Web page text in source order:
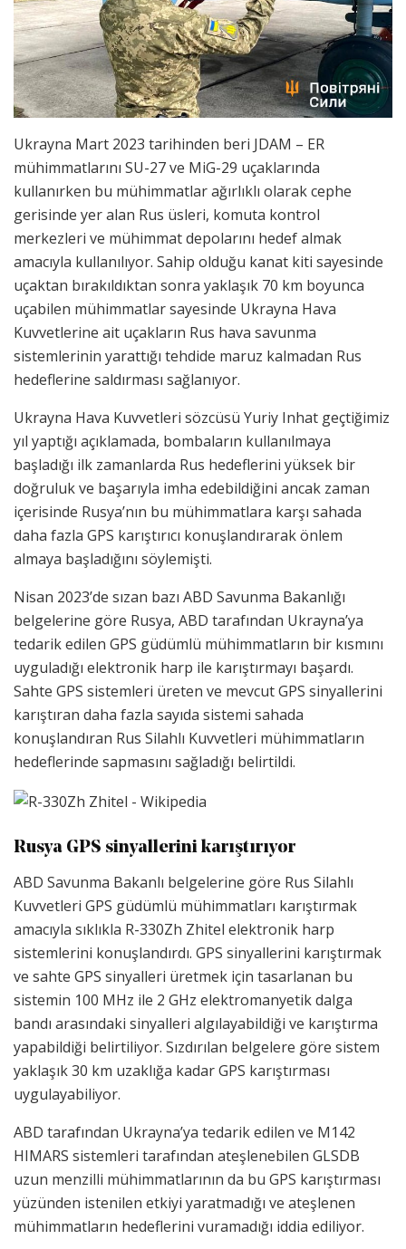
Ukrayna Mart 2023 tarihinden beri JDAM – ER
mühimmatlarını SU-27 ve MiG-29 uçaklarında
kullanırken bu mühimmatlar ağırlıklı olarak cephe
gerisinde yer alan Rus üsleri, komuta kontrol
merkezleri ve mühimmat depolarını hedef almak
amacıyla kullanılıyor. Sahip olduğu kanat kiti sayesinde
uçaktan bırakıldıktan sonra yaklaşık 70 km boyunca
uçabilen mühimmatlar sayesinde Ukrayna Hava
Kuvvetlerine ait uçakların Rus hava savunma
sistemlerinin yarattığı tehdide maruz kalmadan Rus
hedeflerine saldırması sağlanıyor.
Ukrayna Hava Kuvvetleri sözcüsü Yuriy Inhat geçtiğimiz
yıl yaptığı açıklamada, bombaların kullanılmaya
başladığı ilk zamanlarda Rus hedeflerini yüksek bir
doğruluk ve başarıyla imha edebildiğini ancak zaman
içerisinde Rusya’nın bu mühimmatlara karşı sahada
daha fazla GPS karıştırıcı konuşlandırarak önlem
almaya başladığını söylemişti.
Nisan 2023’de sızan bazı ABD Savunma Bakanlığı
belgelerine göre Rusya, ABD tarafından Ukrayna’ya
tedarik edilen GPS güdümlü mühimmatların bir kısmını
uyguladığı elektronik harp ile karıştırmayı başardı.
Sahte GPS sistemleri üreten ve mevcut GPS sinyallerini
karıştıran daha fazla sayıda sistemi sahada
konuşlandıran Rus Silahlı Kuvvetleri mühimmatların
hedeflerinde sapmasını sağladığı belirtildi.
Rusya GPS sinyallerini karıştırıyor
ABD Savunma Bakanlı belgelerine göre Rus Silahlı
Kuvvetleri GPS güdümlü mühimmatları karıştırmak
amacıyla sıklıkla R-330Zh Zhitel elektronik harp
sistemlerini konuşlandırdı. GPS sinyallerini karıştırmak
ve sahte GPS sinyalleri üretmek için tasarlanan bu
sistemin 100 MHz ile 2 GHz elektromanyetik dalga
bandı arasındaki sinyalleri algılayabildiği ve karıştırma
yapabildiği belirtiliyor. Sızdırılan belgelere göre sistem
yaklaşık 30 km uzaklığa kadar GPS karıştırması
uygulayabiliyor.
ABD tarafından Ukrayna’ya tedarik edilen ve M142
HIMARS sistemleri tarafından ateşlenebilen GLSDB
uzun menzilli mühimmatlarının da bu GPS karıştırması
yüzünden istenilen etkiyi yaratmadığı ve ateşlenen
mühimmatların hedeflerini vuramadığı iddia ediliyor.